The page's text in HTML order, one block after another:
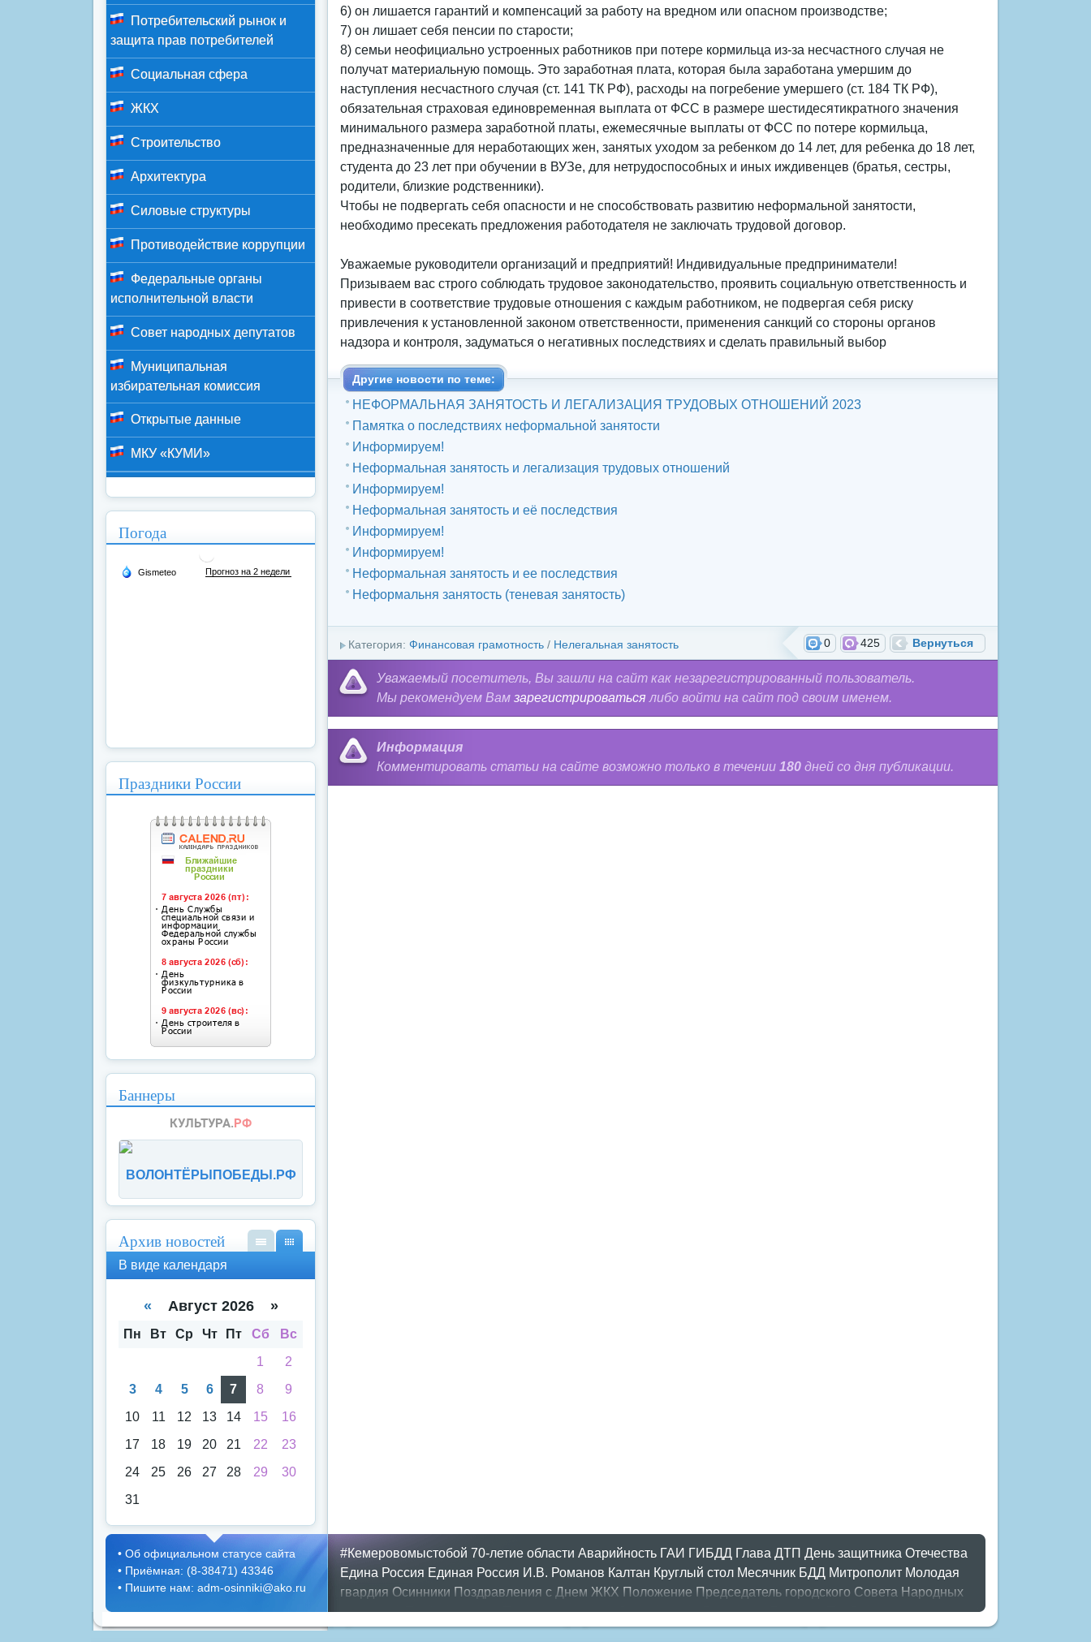
6) он лишается гарантий и компенсаций за работу на вредном или опасном производстве;
7) он лишает себя пенсии по старости;
8) семьи неофициально устроенных работников при потере кормильца из-за несчастного случая не
получат материальную помощь. Это заработная плата, которая была заработана умершим до
наступления несчастного случая (ст. 141 ТК РФ), расходы на погребение умершего (ст. 184 ТК РФ),
обязательная страховая единовременная выплата от ФСС в размере шестидесятикратного значения
минимального размера заработной платы, ежемесячные выплаты от ФСС по потере кормильца,
предназначенные для неработающих жен, занятых уходом за ребенком до 14 лет, для ребенка до 18 лет,
студента до 23 лет при обучении в ВУЗе, для нетрудоспособных и иных иждивенцев (братья, сестры,
родители, близкие родственники).
Чтобы не подвергать себя опасности и не способствовать развитию неформальной занятости,
необходимо пресекать предложения работодателя не заключать трудовой договор.
Уважаемые руководители организаций и предприятий! Индивидуальные предприниматели!
Призываем вас строго соблюдать трудовое законодательство, проявить социальную ответственность и
привести в соответствие трудовые отношения с каждым работником, не подвергая себя риску
привлечения к установленной законом ответственности, применения санкций со стороны органов
надзора и контроля, задуматься о негативных последствиях и сделать правильный выбор
Другие новости по теме:
НЕФОРМАЛЬНАЯ ЗАНЯТОСТЬ И ЛЕГАЛИЗАЦИЯ ТРУДОВЫХ ОТНОШЕНИЙ 2023
Памятка о последствиях неформальной занятости
Информируем!
Неформальная занятость и легализация трудовых отношений
Информируем!
Неформальная занятость и её последствия
Информируем!
Информируем!
Неформальная занятость и ее последствия
Неформальня занятость (теневая занятость)
Вернуться
425
0
Категория: Финансовая грамотность / Нелегальная занятость
Уважаемый посетитель, Вы зашли на сайт как незарегистрированный пользователь.
Мы рекомендуем Вам зарегистрироваться либо войти на сайт под своим именем.
Информация
Комментировать статьи на сайте возможно только в течении 180 дней со дня публикации.
Потребительский рынок и
защита прав потребителей
Социальная сфера
ЖКХ
Строительство
Архитектура
Силовые структуры
Противодействие коррупции
Федеральные органы
исполнительной власти
Совет народных депутатов
Муниципальная
избирательная комиссия
Открытые данные
МКУ «КУМИ»
Погода
Праздники России
Баннеры
ВОЛОНТЁРЫПОБЕДЫ.РФ
Архив новостей
кал
аря
спи
В виде календаря
« Август 2026 »
Пн Вт Ср Чт Пт Сб
Вс
1
2
3
4 5 6 7 8
9
10
11 12 13 14 15
16
17
18 19 20 21 22
23
24
25 26 27 28 29
30
31
#Кемеровомыстобой 70-летие области Аварийность ГАИ ГИБДД Глава ДТП День защитника Отечества
Едина Россия Единая Россия И.В. Романов Калтан Круглый стол Месячник БДД Митрополит Молодая
гвардия Осинники Поздравления с Днем ЖКХ Положение Председатель городского Совета Народных
депутатов Приём граждан Противопожарная безопасность Регламент Романов Торбоковские чтения
город день города ипотека история кадастровый центр межевой план мороз новый год опрос полигон
• Об официальном статусе сайта
• Приёмная: (8-38471) 43346
• Пишите нам: adm-osinniki@ako.ru